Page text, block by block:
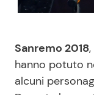
Moda e Style
Mondo Mamma
Sanremo 2018
hanno potuto
alcuni